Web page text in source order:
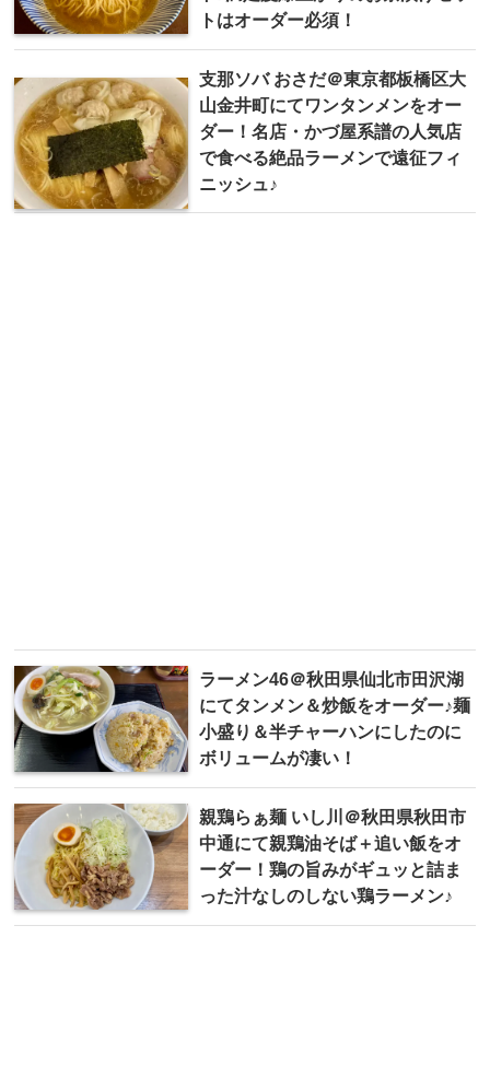
トはオーダー必須！
支那ソバ おさだ＠東京都板橋区大
山金井町にてワンタンメンをオー
ダー！名店・かづ屋系譜の人気店
で食べる絶品ラーメンで遠征フィ
ニッシュ♪
ラーメン46＠秋田県仙北市田沢湖
にてタンメン＆炒飯をオーダー♪麺
小盛り＆半チャーハンにしたのに
ボリュームが凄い！
親鶏らぁ麺 いし川＠秋田県秋田市
中通にて親鶏油そば＋追い飯をオ
ーダー！鶏の旨みがギュッと詰ま
った汁なしのしない鶏ラーメン♪